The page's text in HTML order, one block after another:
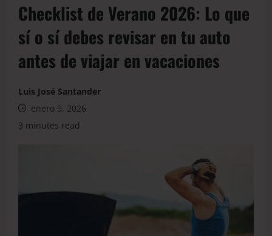
Checklist de Verano 2026: Lo que
sí o sí debes revisar en tu auto
antes de viajar en vacaciones
Luis José Santander
enero 9, 2026
3 minutes read